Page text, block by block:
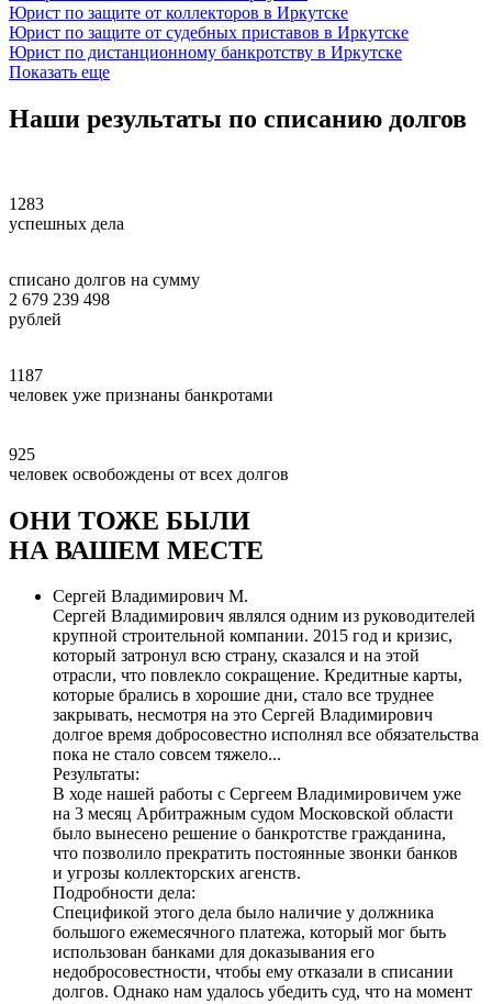
Юрист по защите от коллекторов в Иркутске
Юрист по защите от судебных приставов в Иркутске
Юрист по дистанционному банкротству в Иркутске
Показать еще
Наши результаты по списанию долгов
1283
успешных дела
списано долгов на сумму
2 679 239 498
рублей
1187
человек уже признаны банкротами
925
человек освобождены от всех долгов
ОНИ ТОЖЕ БЫЛИ
НА ВАШЕМ МЕСТЕ
Сергей Владимирович М.
Сергей Владимирович являлся одним из руководителей
крупной строительной компании. 2015 год и кризис,
который затронул всю страну, сказался и на этой
отрасли, что повлекло сокращение. Кредитные карты,
которые брались в хорошие дни, стало все труднее
закрывать, несмотря на это Сергей Владимирович
долгое время добросовестно исполнял все обязательства
пока не стало совсем тяжело...
Результаты:
В ходе нашей работы с Сергеем Владимировичем уже
на 3 месяц Арбитражным судом Московской области
было вынесено решение о банкротстве гражданина,
что позволило прекратить постоянные звонки банков
и угрозы коллекторских агенств.
Подробности дела:
Спецификой этого дела было наличие у должника
большого ежемесячного платежа, который мог быть
использован банками для доказывания его
недобросовестности, чтобы ему отказали в списании
долгов. Однако нам удалось убедить суд, что на момент